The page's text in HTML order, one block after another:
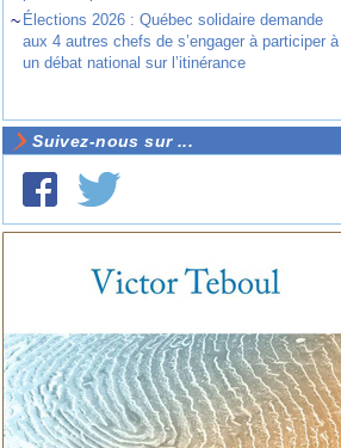
~ Élections 2026 : Québec solidaire demande
aux 4 autres chefs de s’engager à participer à
un débat national sur l’itinérance
Suivez-nous sur ...